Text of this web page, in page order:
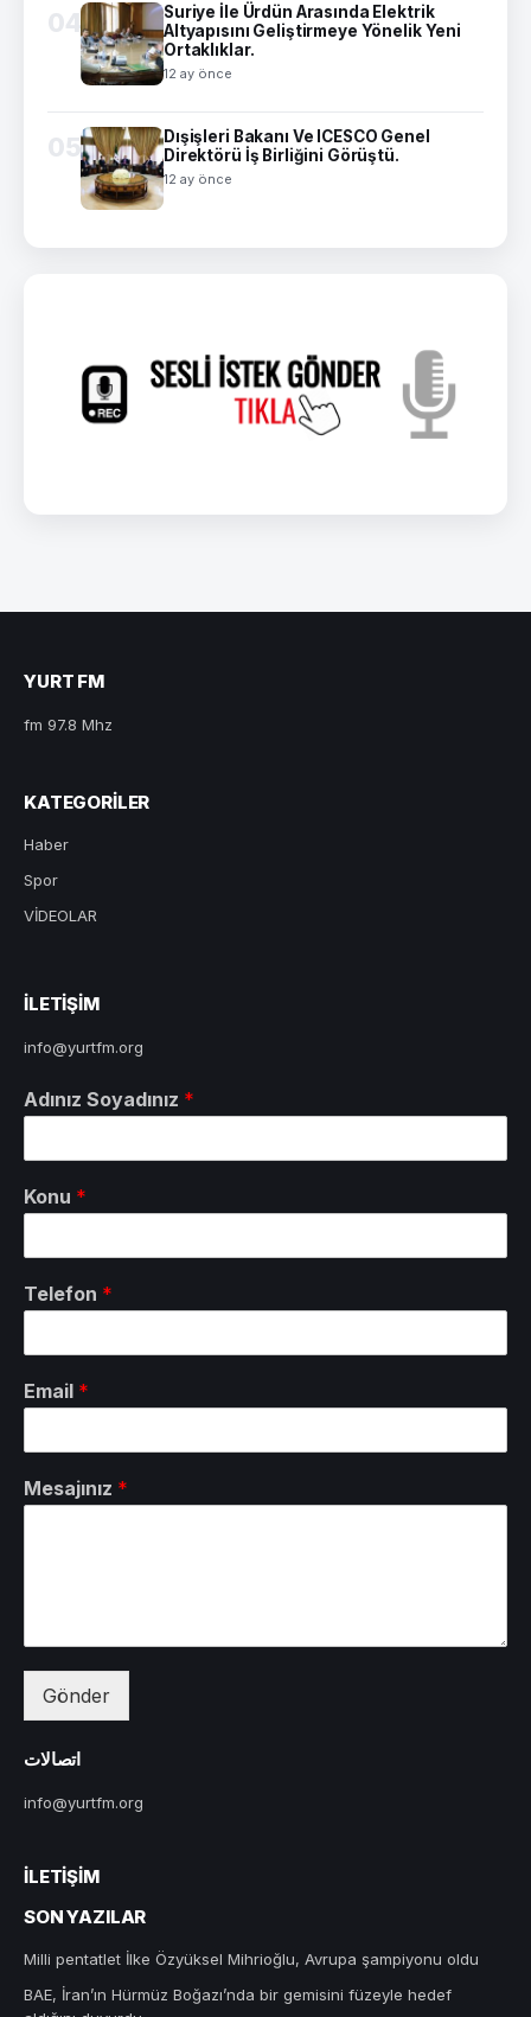
04
Suriye İle Ürdün Arasında Elektrik
Altyapısını Geliştirmeye Yönelik Yeni
Ortaklıklar.
12 ay önce
05
Dışişleri Bakanı Ve ICESCO Genel
Direktörü İş Birliğini Görüştü.
12 ay önce
YURT FM
fm 97.8 Mhz
KATEGORILER
Haber
Spor
VİDEOLAR
ILETIŞIM
info@yurtfm.org
Adınız Soyadınız *
Konu *
Telefon *
Email *
Mesajınız *
Gönder
اتصالات
info@yurtfm.org
İLETIŞIM
SON YAZILAR
Milli pentatlet İlke Özyüksel Mihrioğlu, Avrupa şampiyonu oldu
BAE, İran’ın Hürmüz Boğazı’nda bir gemisini füzeyle hedef